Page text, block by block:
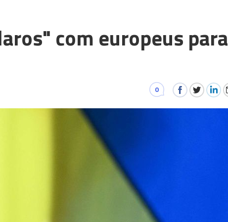
com europeus para
0